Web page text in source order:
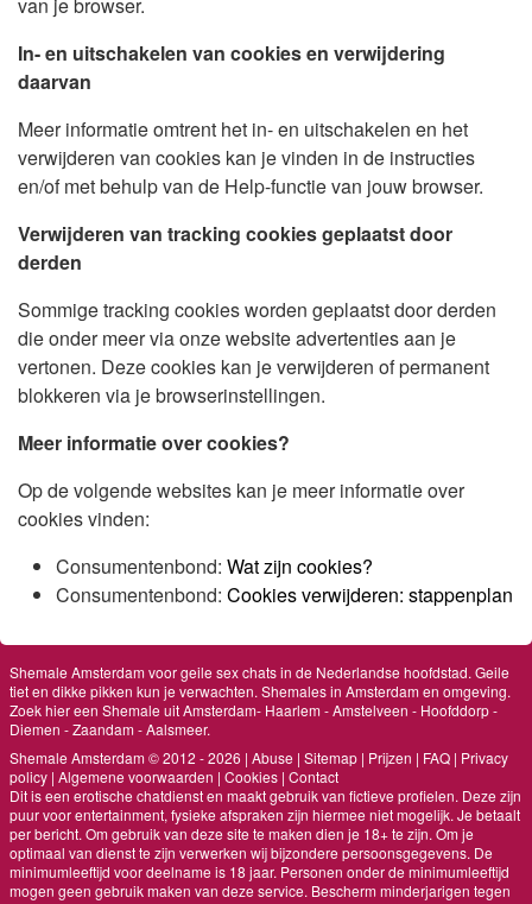
In- en uitschakelen van cookies en verwijdering
daarvan
Meer informatie omtrent het in- en uitschakelen en het
verwijderen van cookies kan je vinden in de instructies
en/of met behulp van de Help-functie van jouw browser.
Verwijderen van tracking cookies geplaatst door
derden
Sommige tracking cookies worden geplaatst door derden
die onder meer via onze website advertenties aan je
vertonen. Deze cookies kan je verwijderen of permanent
blokkeren via je browserinstellingen.
Meer informatie over cookies?
Op de volgende websites kan je meer informatie over
cookies vinden:
Consumentenbond: Wat zijn cookies?
Consumentenbond: Cookies verwijderen: stappenplan
Shemale Amsterdam voor geile sex chats in de Nederlandse hoofdstad. Geile
tiet en dikke pikken kun je verwachten. Shemales in Amsterdam en omgeving.
Zoek hier een Shemale uit Amsterdam- Haarlem - Amstelveen - Hoofddorp -
Diemen - Zaandam - Aalsmeer.
Shemale Amsterdam © 2012 - 2026 | Abuse | Sitemap| Prijzen | FAQ| Privacy
policy| Algemene voorwaarden | Cookies| Contact
Dit is een erotische chatdienst en maakt gebruik van fictieve profielen. Deze zijn
puur voor entertainment, fysieke afspraken zijn hiermee niet mogelijk. Je betaalt
per bericht. Om gebruik van deze site te maken dien je 18+ te zijn. Om je
optimaal van dienst te zijn verwerken wij bijzondere persoonsgegevens. De
minimumleeftijd voor deelname is 18 jaar. Personen onder de minimumleeftijd
mogen geen gebruik maken van deze service. Bescherm minderjarigen tegen